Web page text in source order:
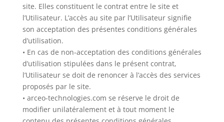
site. Elles constituent le contrat entre le site et
l’Utilisateur. L’accès au site par l’Utilisateur signifie
son acceptation des présentes conditions générales
d’utilisation.
• En cas de non-acceptation des conditions générales
d’utilisation stipulées dans le présent contrat,
l’Utilisateur se doit de renoncer à l’accès des services
proposés par le site.
• arceo-technologies.com se réserve le droit de
modifier unilatéralement et à tout moment le